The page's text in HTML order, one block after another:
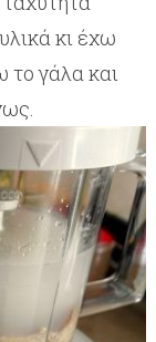
κι έχω
το γάλα και